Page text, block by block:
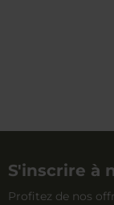
S'inscrire à
Profitez de nos